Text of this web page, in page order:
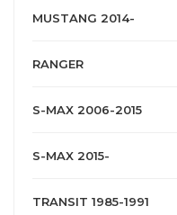
MUSTANG 2014-
RANGER
S-MAX 2006-2015
S-MAX 2015-
TRANSIT 1985-1991